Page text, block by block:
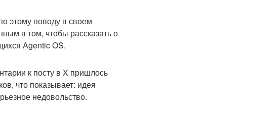
этому поводу в своем
в том, чтобы рассказать о
Agentic OS.
к посту в X пришлось
что показывает: идея
недовольство.